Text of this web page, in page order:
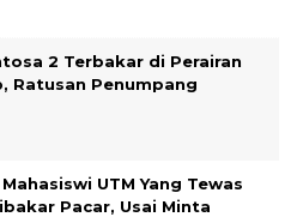
2 Terbakar di Perairan
Ratusan Penumpang
UTM Yang Tewas
Pacar, Usai Minta